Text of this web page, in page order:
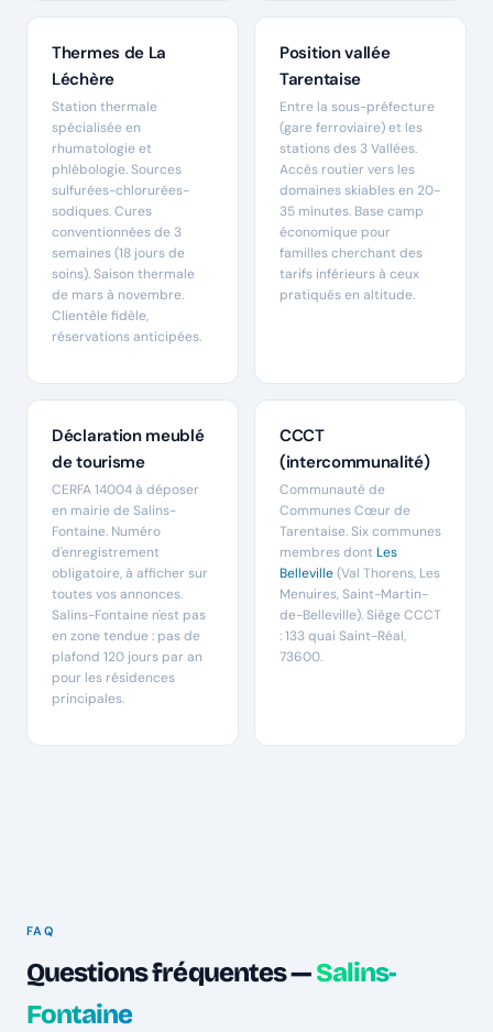
Thermes de La
Léchère
Station thermale
spécialisée en
rhumatologie et
phlébologie. Sources
sulfurées-chlorurées-
sodiques. Cures
conventionnées de 3
semaines (18 jours de
soins). Saison thermale
de mars à novembre.
Clientèle fidèle,
réservations anticipées.
Position vallée
Tarentaise
Entre la sous-préfecture
(gare ferroviaire) et les
stations des 3 Vallées.
Accès routier vers les
domaines skiables en 20-
35 minutes. Base camp
économique pour
familles cherchant des
tarifs inférieurs à ceux
pratiqués en altitude.
Déclaration meublé
de tourisme
CERFA 14004 à déposer
en mairie de Salins-
Fontaine. Numéro
d'enregistrement
obligatoire, à afficher sur
toutes vos annonces.
Salins-Fontaine n'est pas
en zone tendue : pas de
plafond 120 jours par an
pour les résidences
principales.
CCCT
(intercommunalité)
Communauté de
Communes Cœur de
Tarentaise. Six communes
membres dont Les
Belleville(Val Thorens, Les
Menuires, Saint-Martin-
de-Belleville). Siège CCCT
: 133 quai Saint-Réal,
73600.
FAQ
Questions fréquentes —Salins-
Fontaine